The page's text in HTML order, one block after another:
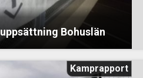
Bohuslän
Kamprapport